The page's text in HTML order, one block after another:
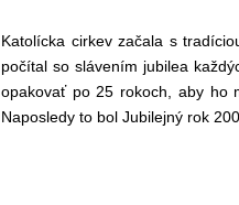
Katolícka cirkev začala s
počítal so slávením jubilea
opakovať po 25 rokoch, aby ho
Naposledy to bol Jubilejný rok